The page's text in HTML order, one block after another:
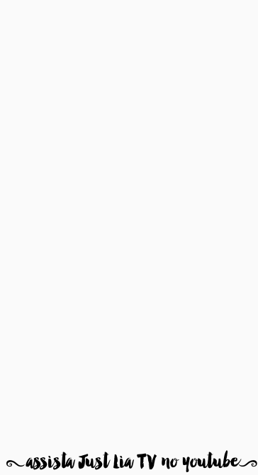
8assista Just Lia TV no youtube9